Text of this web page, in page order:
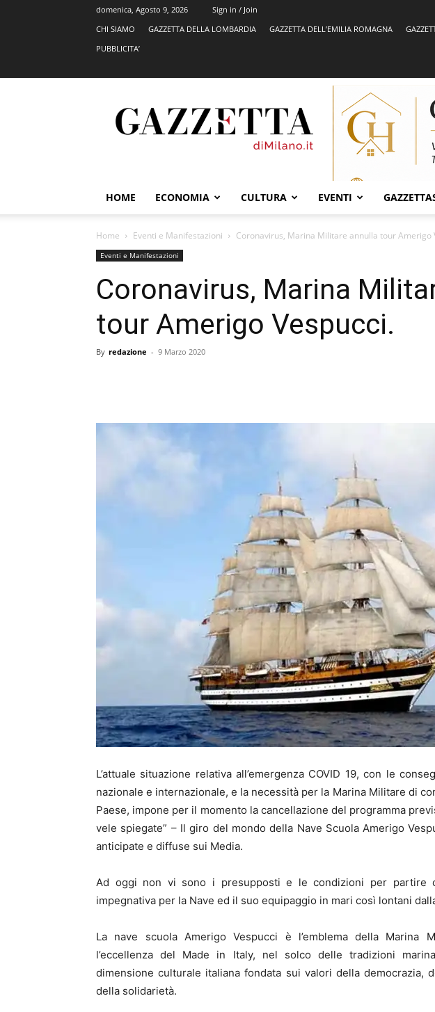
domenica, Agosto 9, 2026
Sign in / Join
CHI SIAMO
GAZZETTA DELLA LOMBARDIA GAZZETTA DELL’EMILIA ROMAGNA
PUBBLICITA’
HOME ECONOMIA CULTURA EVENTI
Home Eventi e Manifestazioni Coronavirus, Marina Militare annulla tour Amerigo
Eventi e Manifestazioni
Coronavirus, Marina
tour Amerigo Vespucci.
By redazione - 9 Marzo 2020
L’attuale situazione relativa all’emergenza COVID 19, con le
nazionale e internazionale, e la necessità per la Marina Militare di
Paese, impone per il momento la cancellazione del programma
vele spiegate” – Il giro del mondo della Nave Scuola Amerigo
anticipate e diffuse sui Media.
Ad oggi non vi sono i presupposti e le condizioni per partire
impegnativa per la Nave ed il suo equipaggio in mari così lontani
La nave scuola Amerigo Vespucci è l’emblema della Marina
l’eccellenza del Made in Italy, nel solco delle tradizioni
dimensione culturale italiana fondata sui valori della democrazia,
della solidarietà.